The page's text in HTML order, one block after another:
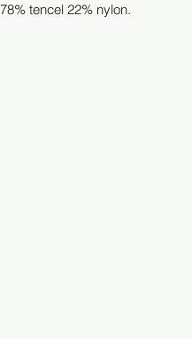
78% tencel 22% nylon.